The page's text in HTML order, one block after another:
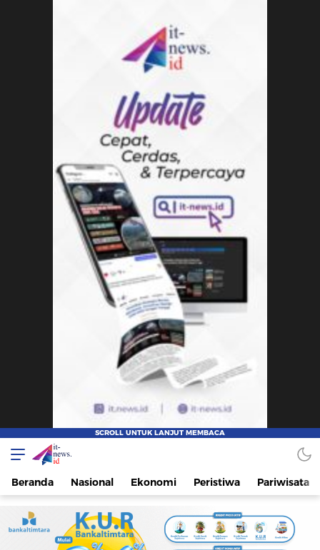
IT-NEWS
Update Cepat, Cerdas, dan Terpercaya
Beranda Nasional Ekonomi Peristiwa Pariwisata